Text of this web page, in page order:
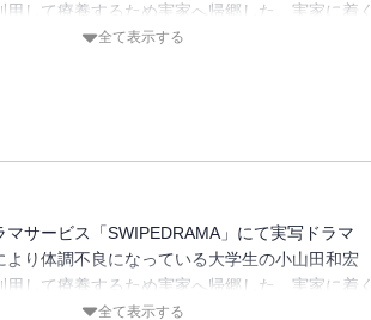
用して療養するため実家へ帰郷した。実家に着く
祖父母の姿が見えない。違和感を感じた和宏は両
全て表示する
マサービス「SWIPEDRAMA」にて実写ドラマ
より体調不良になっている大学生の小山田和宏
用して療養するため実家へ帰郷した。実家に着く
祖父母の姿が見えない。違和感を感じた和宏は両
全て表示する